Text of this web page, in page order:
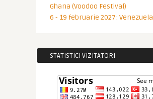
Ghana (Voodoo Festival)
6 - 19 februarie 2027: Venezuela
STATISTICI VIZITATORI